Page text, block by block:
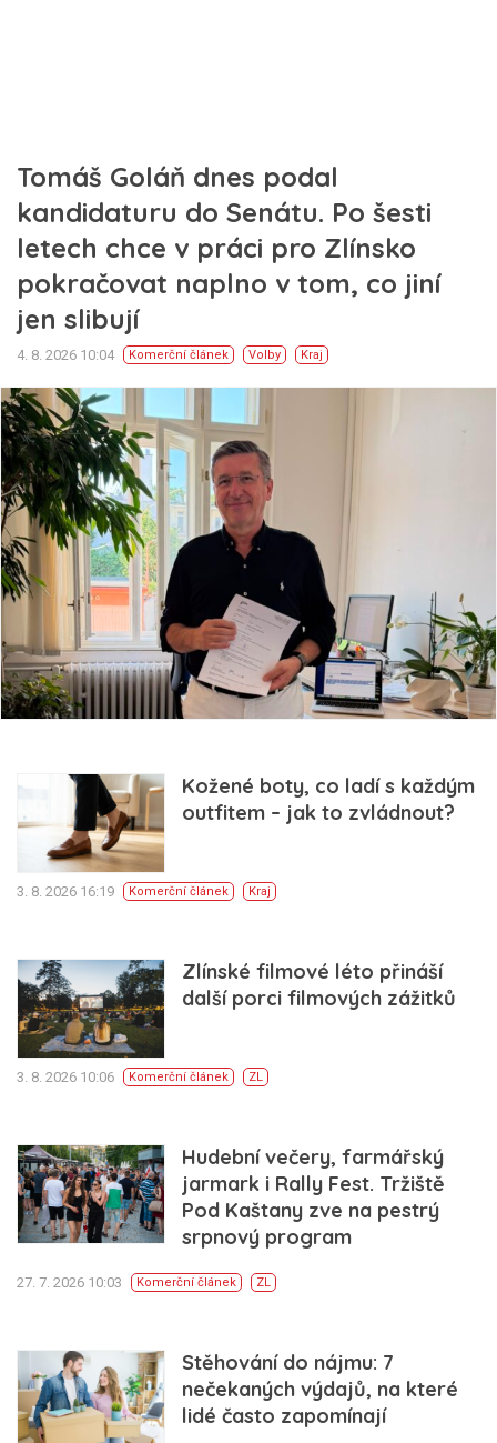
Tomáš Goláň dnes podal
kandidaturu do Senátu. Po šesti
letech chce v práci pro Zlínsko
pokračovat naplno v tom, co jiní
jen slibují
4. 8. 2026 10:04 Komerční článek Volby Kraj
Kožené boty, co ladí s každým
outfitem – jak to zvládnout?
3. 8. 2026 16:19 Komerční článek Kraj
Zlínské filmové léto přináší
další porci filmových zážitků
3. 8. 2026 10:06 Komerční článek ZL
Hudební večery, farmářský
jarmark i Rally Fest. Tržiště
Pod Kaštany zve na pestrý
srpnový program
27. 7. 2026 10:03 Komerční článek ZL
Stěhování do nájmu: 7
nečekaných výdajů, na které
lidé často zapomínají